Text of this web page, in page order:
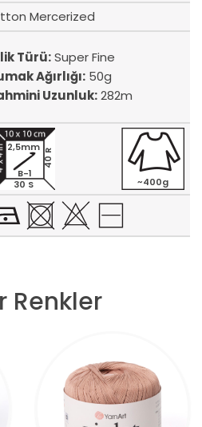
Mercerized
Türü:Super Fine
Ağırlığı:50g
Uzunluk:282m
30 S
40 R
2,5mm
B-1
~400g
Renkler